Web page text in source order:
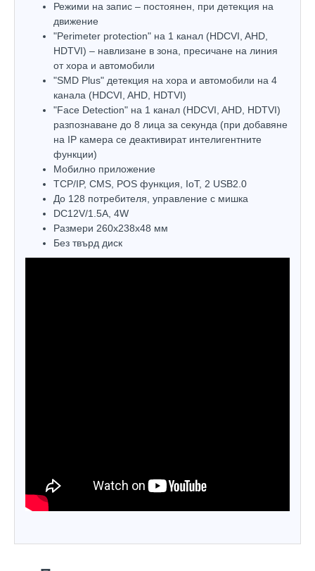
Режими на запис – постоянен, при детекция на
движение
"Perimeter protection" на 1 канал (HDCVI, AHD,
HDTVI) – навлизане в зона, пресичане на линия
от хора и автомобили
"SMD Plus" детекция на хора и автомобили на 4
канала (HDCVI, AHD, HDTVI)
"Face Detection" на 1 канал (HDCVI, AHD, HDTVI)
разпознаване до 8 лица за секунда (при добавяне
на IP камера се деактивират интелигентните
функции)
Мобилно приложение
TCP/IP, CMS, POS функция, IoT, 2 USB2.0
До 128 потребителя, управление с мишка
DC12V/1.5A, 4W
Размери 260x238х48 мм
Без твърд диск